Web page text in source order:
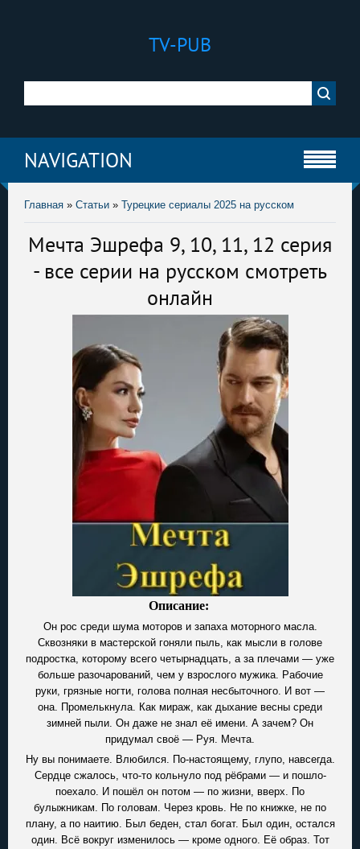
TV-PUB
NAVIGATION
Главная » Статьи » Турецкие сериалы 2025 на русском
Мечта Эшрефа 9, 10, 11, 12 серия
- все серии на русском смотреть
онлайн
Описание:
Он рос среди шума моторов и запаха моторного масла.
Сквозняки в мастерской гоняли пыль, как мысли в голове
подростка, которому всего четырнадцать, а за плечами — уже
больше разочарований, чем у взрослого мужика. Рабочие
руки, грязные ногти, голова полная несбыточного. И вот —
она. Промелькнула. Как мираж, как дыхание весны среди
зимней пыли. Он даже не знал её имени. А зачем? Он
придумал своё — Руя. Мечта.
Ну вы понимаете. Влюбился. По-настоящему, глупо, навсегда.
Сердце сжалось, что-то кольнуло под рёбрами — и пошло-
поехало. И пошёл он потом — по жизни, вверх. По
булыжникам. По головам. Через кровь. Не по книжке, не по
плану, а по наитию. Был беден, стал богат. Был один, остался
один. Всё вокруг изменилось — кроме одного. Её образ. Тот